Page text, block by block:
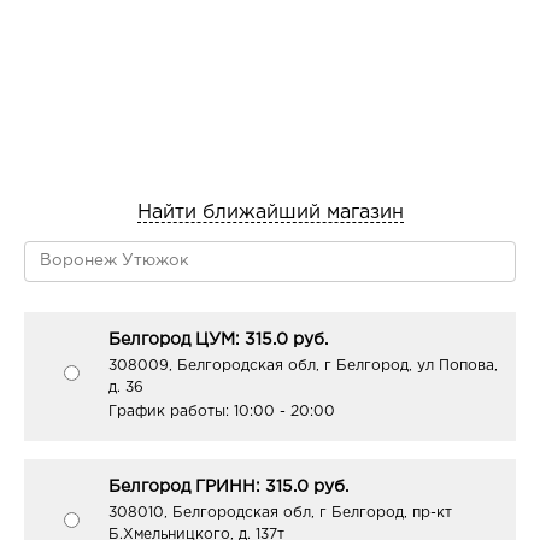
Найти ближайший магазин
Белгород ЦУМ: 315.0 руб.
308009, Белгородская обл, г Белгород, ул Попова,
д. 36
График работы: 10:00 - 20:00
Белгород ГРИНН: 315.0 руб.
308010, Белгородская обл, г Белгород, пр-кт
Б.Хмельницкого, д. 137т